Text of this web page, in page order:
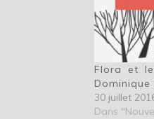
Flora et
Dominique
30 juillet
Dans